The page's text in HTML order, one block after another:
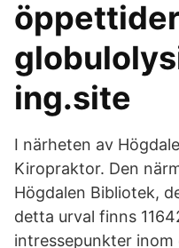
ing.site
I närheten av
Kiropraktor. Den
Högdalen Bibliotek,
detta urval finns
intressepunkter inom